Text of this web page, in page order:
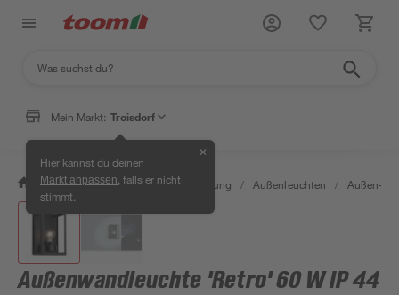
Mein Markt: Troisdorf
Hier kannst du deinen
Markt anpassen , falls er nicht
stimmt.
✕
/ Wohnen & Haushalt / Beleuchtung / Außenleuchten / Außen-
Außenwandleuchte 'Retro' 60 W IP 44